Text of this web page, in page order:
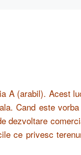
A (arabil). Acest
Cand este
dezvoltare
ce privesc